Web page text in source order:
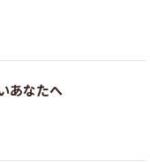
あなたへ